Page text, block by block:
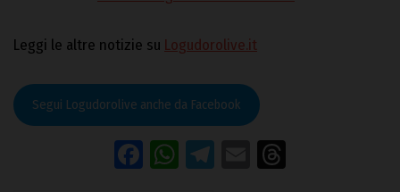
Leggi le altre notizie su Logudorolive.it
Segui Logudorolive anche da Facebook
Facebook
WhatsApp
Telegram
Email